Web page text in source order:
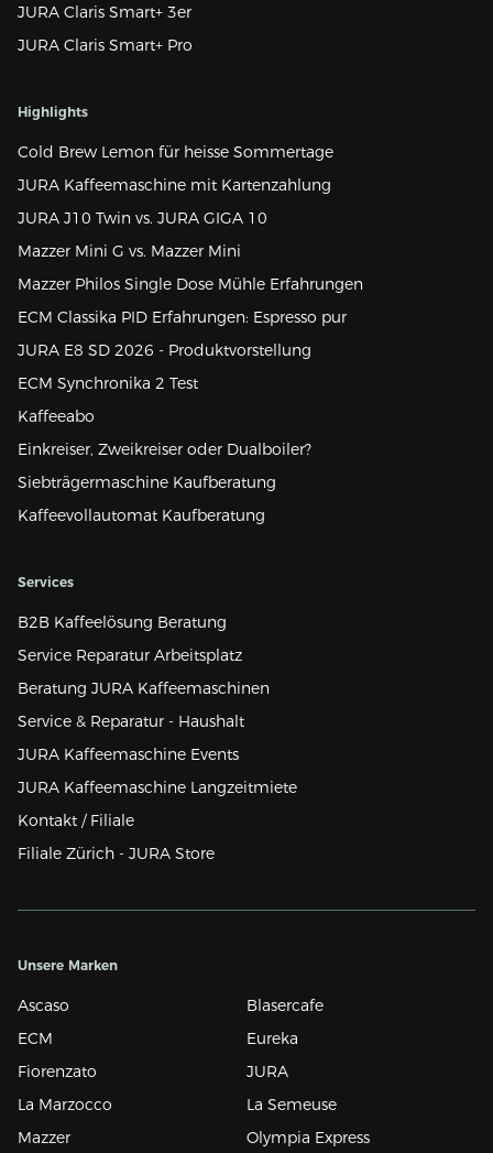
JURA Claris Smart+ 3er
JURA Claris Smart+ Pro
Highlights
Cold Brew Lemon für heisse Sommertage
JURA Kaffeemaschine mit Kartenzahlung
JURA J10 Twin vs. JURA GIGA 10
Mazzer Mini G vs. Mazzer Mini
Mazzer Philos Single Dose Mühle Erfahrungen
ECM Classika PID Erfahrungen: Espresso pur
JURA E8 SD 2026 - Produktvorstellung
ECM Synchronika 2 Test
Kaffeeabo
Einkreiser, Zweikreiser oder Dualboiler?
Siebträgermaschine Kaufberatung
Kaffeevollautomat Kaufberatung
Services
B2B Kaffeelösung Beratung
Service Reparatur Arbeitsplatz
Beratung JURA Kaffeemaschinen
Service & Reparatur - Haushalt
JURA Kaffeemaschine Events
JURA Kaffeemaschine Langzeitmiete
Kontakt / Filiale
Filiale Zürich - JURA Store
Unsere Marken
Ascaso
Blasercafe
ECM
Eureka
Fiorenzato
JURA
La Marzocco
La Semeuse
Mazzer
Olympia Express